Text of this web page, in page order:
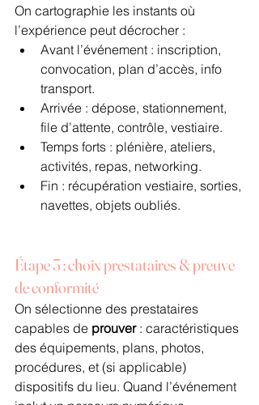
On cartographie les instants où
l’expérience peut décrocher :
Avant l’événement : inscription,
convocation, plan d’accès, info
transport.
Arrivée : dépose, stationnement,
file d’attente, contrôle, vestiaire.
Temps forts : plénière, ateliers,
activités, repas, networking.
Fin : récupération vestiaire, sorties,
navettes, objets oubliés.
Étape 3 : choix prestataires & preuve
de conformité
On sélectionne des prestataires
capables de prouver : caractéristiques
des équipements, plans, photos,
procédures, et (si applicable)
dispositifs du lieu. Quand l’événement